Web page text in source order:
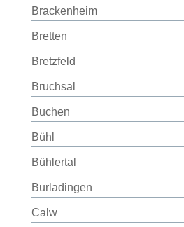
Brackenheim
Bretten
Bretzfeld
Bruchsal
Buchen
Bühl
Bühlertal
Burladingen
Calw